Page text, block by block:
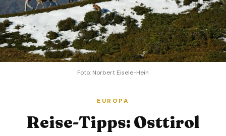
Foto: Norbert Eisele-Hein
EUROPA
Reise-Tipps: Osttirol